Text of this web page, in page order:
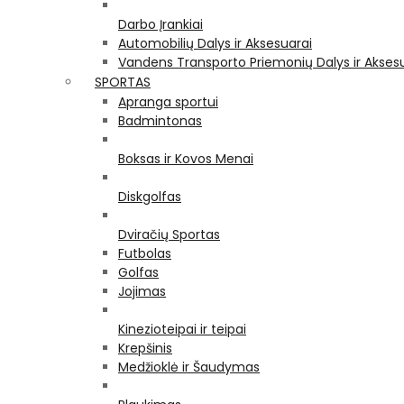
Darbo Įrankiai
Automobilių Dalys ir Aksesuarai
Vandens Transporto Priemonių Dalys ir
SPORTAS
Apranga sportui
Badmintonas
Boksas ir Kovos Menai
Diskgolfas
Dviračių Sportas
Futbolas
Golfas
Jojimas
Kinezioteipai ir teipai
Krepšinis
Medžioklė ir Šaudymas